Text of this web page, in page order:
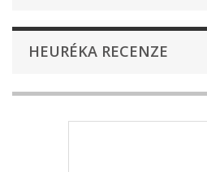
HEURÉKA RECENZE